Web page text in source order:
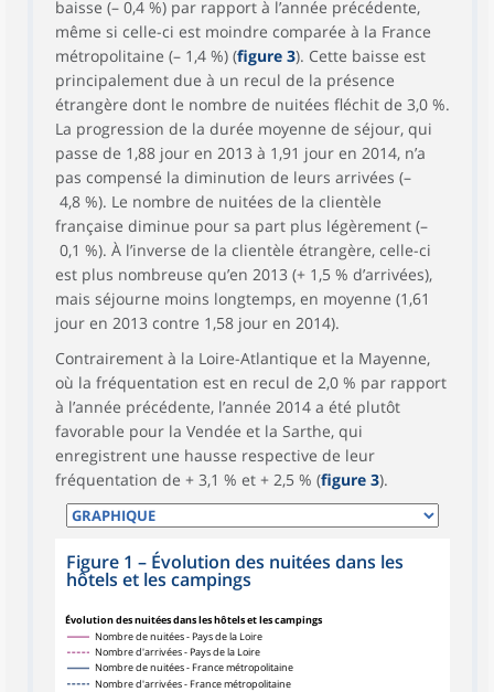
baisse (– 0,4 %) par rapport à l’année précédente,
même si celle-ci est moindre comparée à la France
métropolitaine (– 1,4 %) (figure 3). Cette baisse est
principalement due à un recul de la présence
étrangère dont le nombre de nuitées fléchit de 3,0 %.
La progression de la durée moyenne de séjour, qui
passe de 1,88 jour en 2013 à 1,91 jour en 2014, n’a
pas compensé la diminution de leurs arrivées (–
4,8 %). Le nombre de nuitées de la clientèle
française diminue pour sa part plus légèrement (–
0,1 %). À l’inverse de la clientèle étrangère, celle-ci
est plus nombreuse qu’en 2013 (+ 1,5 % d’arrivées),
mais séjourne moins longtemps, en moyenne (1,61
jour en 2013 contre 1,58 jour en 2014).
Contrairement à la Loire-Atlantique et la Mayenne,
où la fréquentation est en recul de 2,0 % par rapport
à l’année précédente, l’année 2014 a été plutôt
favorable pour la Vendée et la Sarthe, qui
enregistrent une hausse respective de leur
fréquentation de + 3,1 % et + 2,5 % (figure 3).
Figure 1 – Évolution des nuitées dans les
hôtels et les campings
Évolution des nuitées dans les hôtels et les campings
Nombre de nuitées - Pays de la Loire
Nombre d'arrivées - Pays de la Loire
Nombre de nuitées - France métropolitaine
Nombre d'arrivées - France métropolitaine